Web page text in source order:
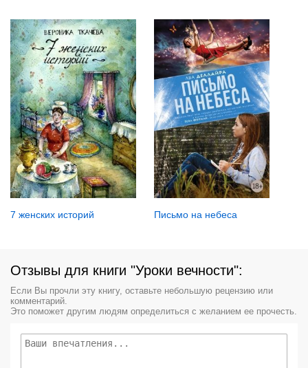
7 женских историй Письмо на небеса
Отзывы для книги "Уроки вечности":
Если Вы прочли эту книгу, оставьте небольшую рецензию или
комментарий.
Это поможет другим людям определиться с желанием ее прочесть.